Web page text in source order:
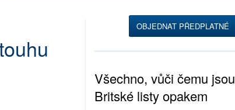
OBJEDNAT PŘEDPLATNÉ
Všechno, vůči čemu jsou
Britské listy opakem